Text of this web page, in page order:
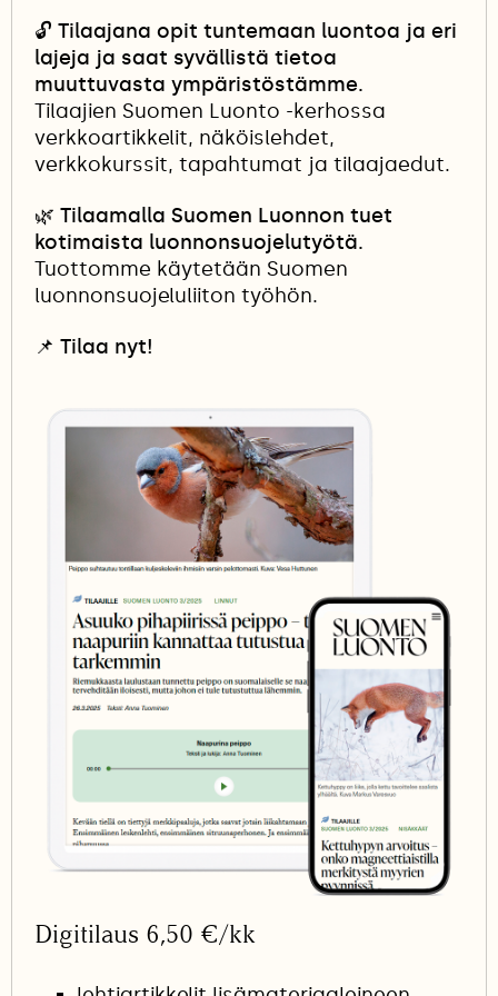
🔓 Tilaajana opit tuntemaan luontoa ja eri
lajeja ja saat syvällistä tietoa
muuttuvasta ympäristöstämme.
Tilaajien Suomen Luonto -kerhossa
verkkoartikkelit, näköislehdet,
verkkokurssit, tapahtumat ja tilaajaedut.
🌿 Tilaamalla Suomen Luonnon tuet
kotimaista luonnonsuojelutyötä.
Tuottomme käytetään Suomen
luonnonsuojeluliiton työhön.
📌 Tilaa nyt!
Digitilaus 6,50 €/kk